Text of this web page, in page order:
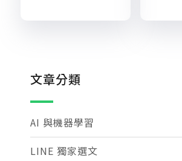
文章分類
AI 與機器學習
LINE 獨家選文